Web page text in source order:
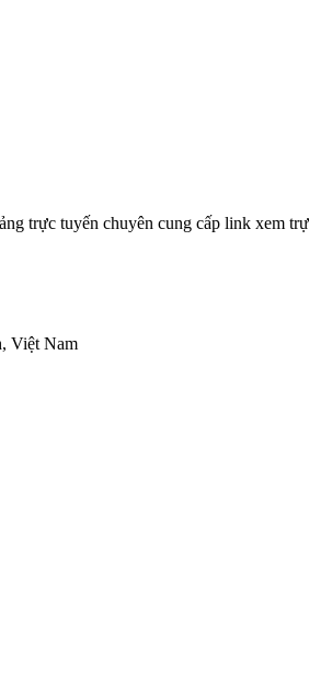
trực tuyến chuyên cung cấp link xem
Việt Nam